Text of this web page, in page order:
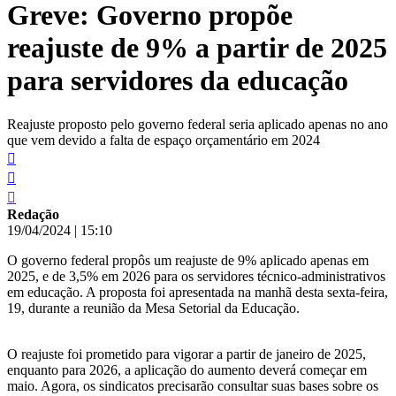
conteúdo
Greve: Governo propõe
reajuste de 9% a partir de 2025
para servidores da educação
Reajuste proposto pelo governo federal seria aplicado apenas no ano
que vem devido a falta de espaço orçamentário em 2024
Redação
19/04/2024 | 15:10
O governo federal propôs um reajuste de 9% aplicado apenas em
2025, e de 3,5% em 2026 para os servidores técnico-administrativos
em educação. A proposta foi apresentada na manhã desta sexta-feira,
19, durante a reunião da Mesa Setorial da Educação.
O reajuste foi prometido para vigorar a partir de janeiro de 2025,
enquanto para 2026, a aplicação do aumento deverá começar em
maio. Agora, os sindicatos precisarão consultar suas bases sobre os